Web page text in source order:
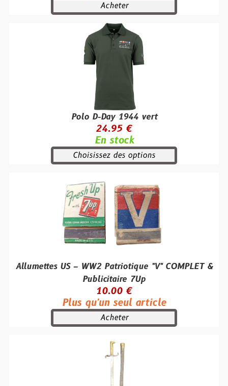
Acheter
Polo D-Day 1944 vert
24.95 €
En stock
Choisissez des options
Allumettes US – WW2 Patriotique "V" COMPLET &
Publicitaire 7Up
10.00 €
Plus qu'un seul article
Acheter